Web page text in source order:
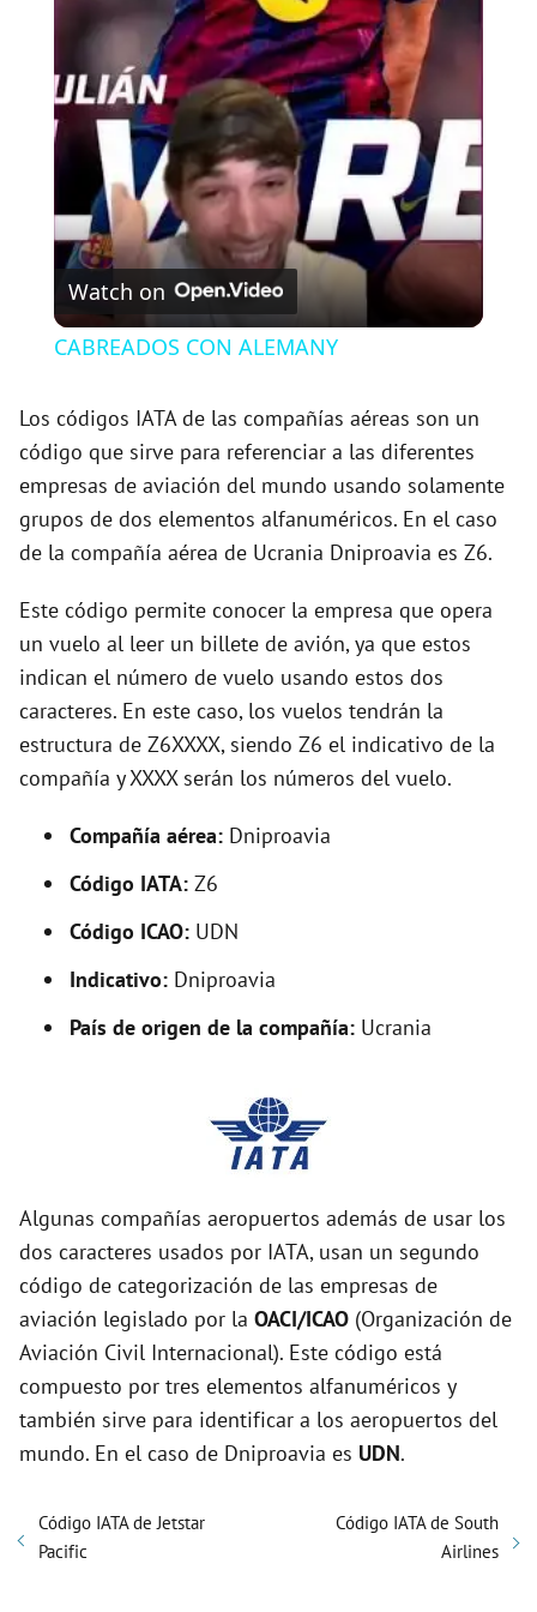
l
a
y
V
i
d
e
o
Watch on
CABREADOS CON ALEMANY
Los códigos IATA de las compañías aéreas son un
código que sirve para referenciar a las diferentes
empresas de aviación del mundo usando solamente
grupos de dos elementos alfanuméricos. En el caso
de la compañía aérea de Ucrania Dniproavia es Z6.
Este código permite conocer la empresa que opera
un vuelo al leer un billete de avión, ya que estos
indican el número de vuelo usando estos dos
caracteres. En este caso, los vuelos tendrán la
estructura de Z6XXXX, siendo Z6 el indicativo de la
compañía y XXXX serán los números del vuelo.
Compañía aérea: Dniproavia
Código IATA: Z6
Código ICAO: UDN
Indicativo: Dniproavia
País de origen de la compañía: Ucrania
Algunas compañías aeropuertos además de usar los
dos caracteres usados por IATA, usan un segundo
código de categorización de las empresas de
aviación legislado por la OACI/ICAO (Organización de
Aviación Civil Internacional). Este código está
compuesto por tres elementos alfanuméricos y
también sirve para identificar a los aeropuertos del
mundo. En el caso de Dniproavia es UDN.
Código IATA de Jetstar
Pacific
Código IATA de South
Airlines